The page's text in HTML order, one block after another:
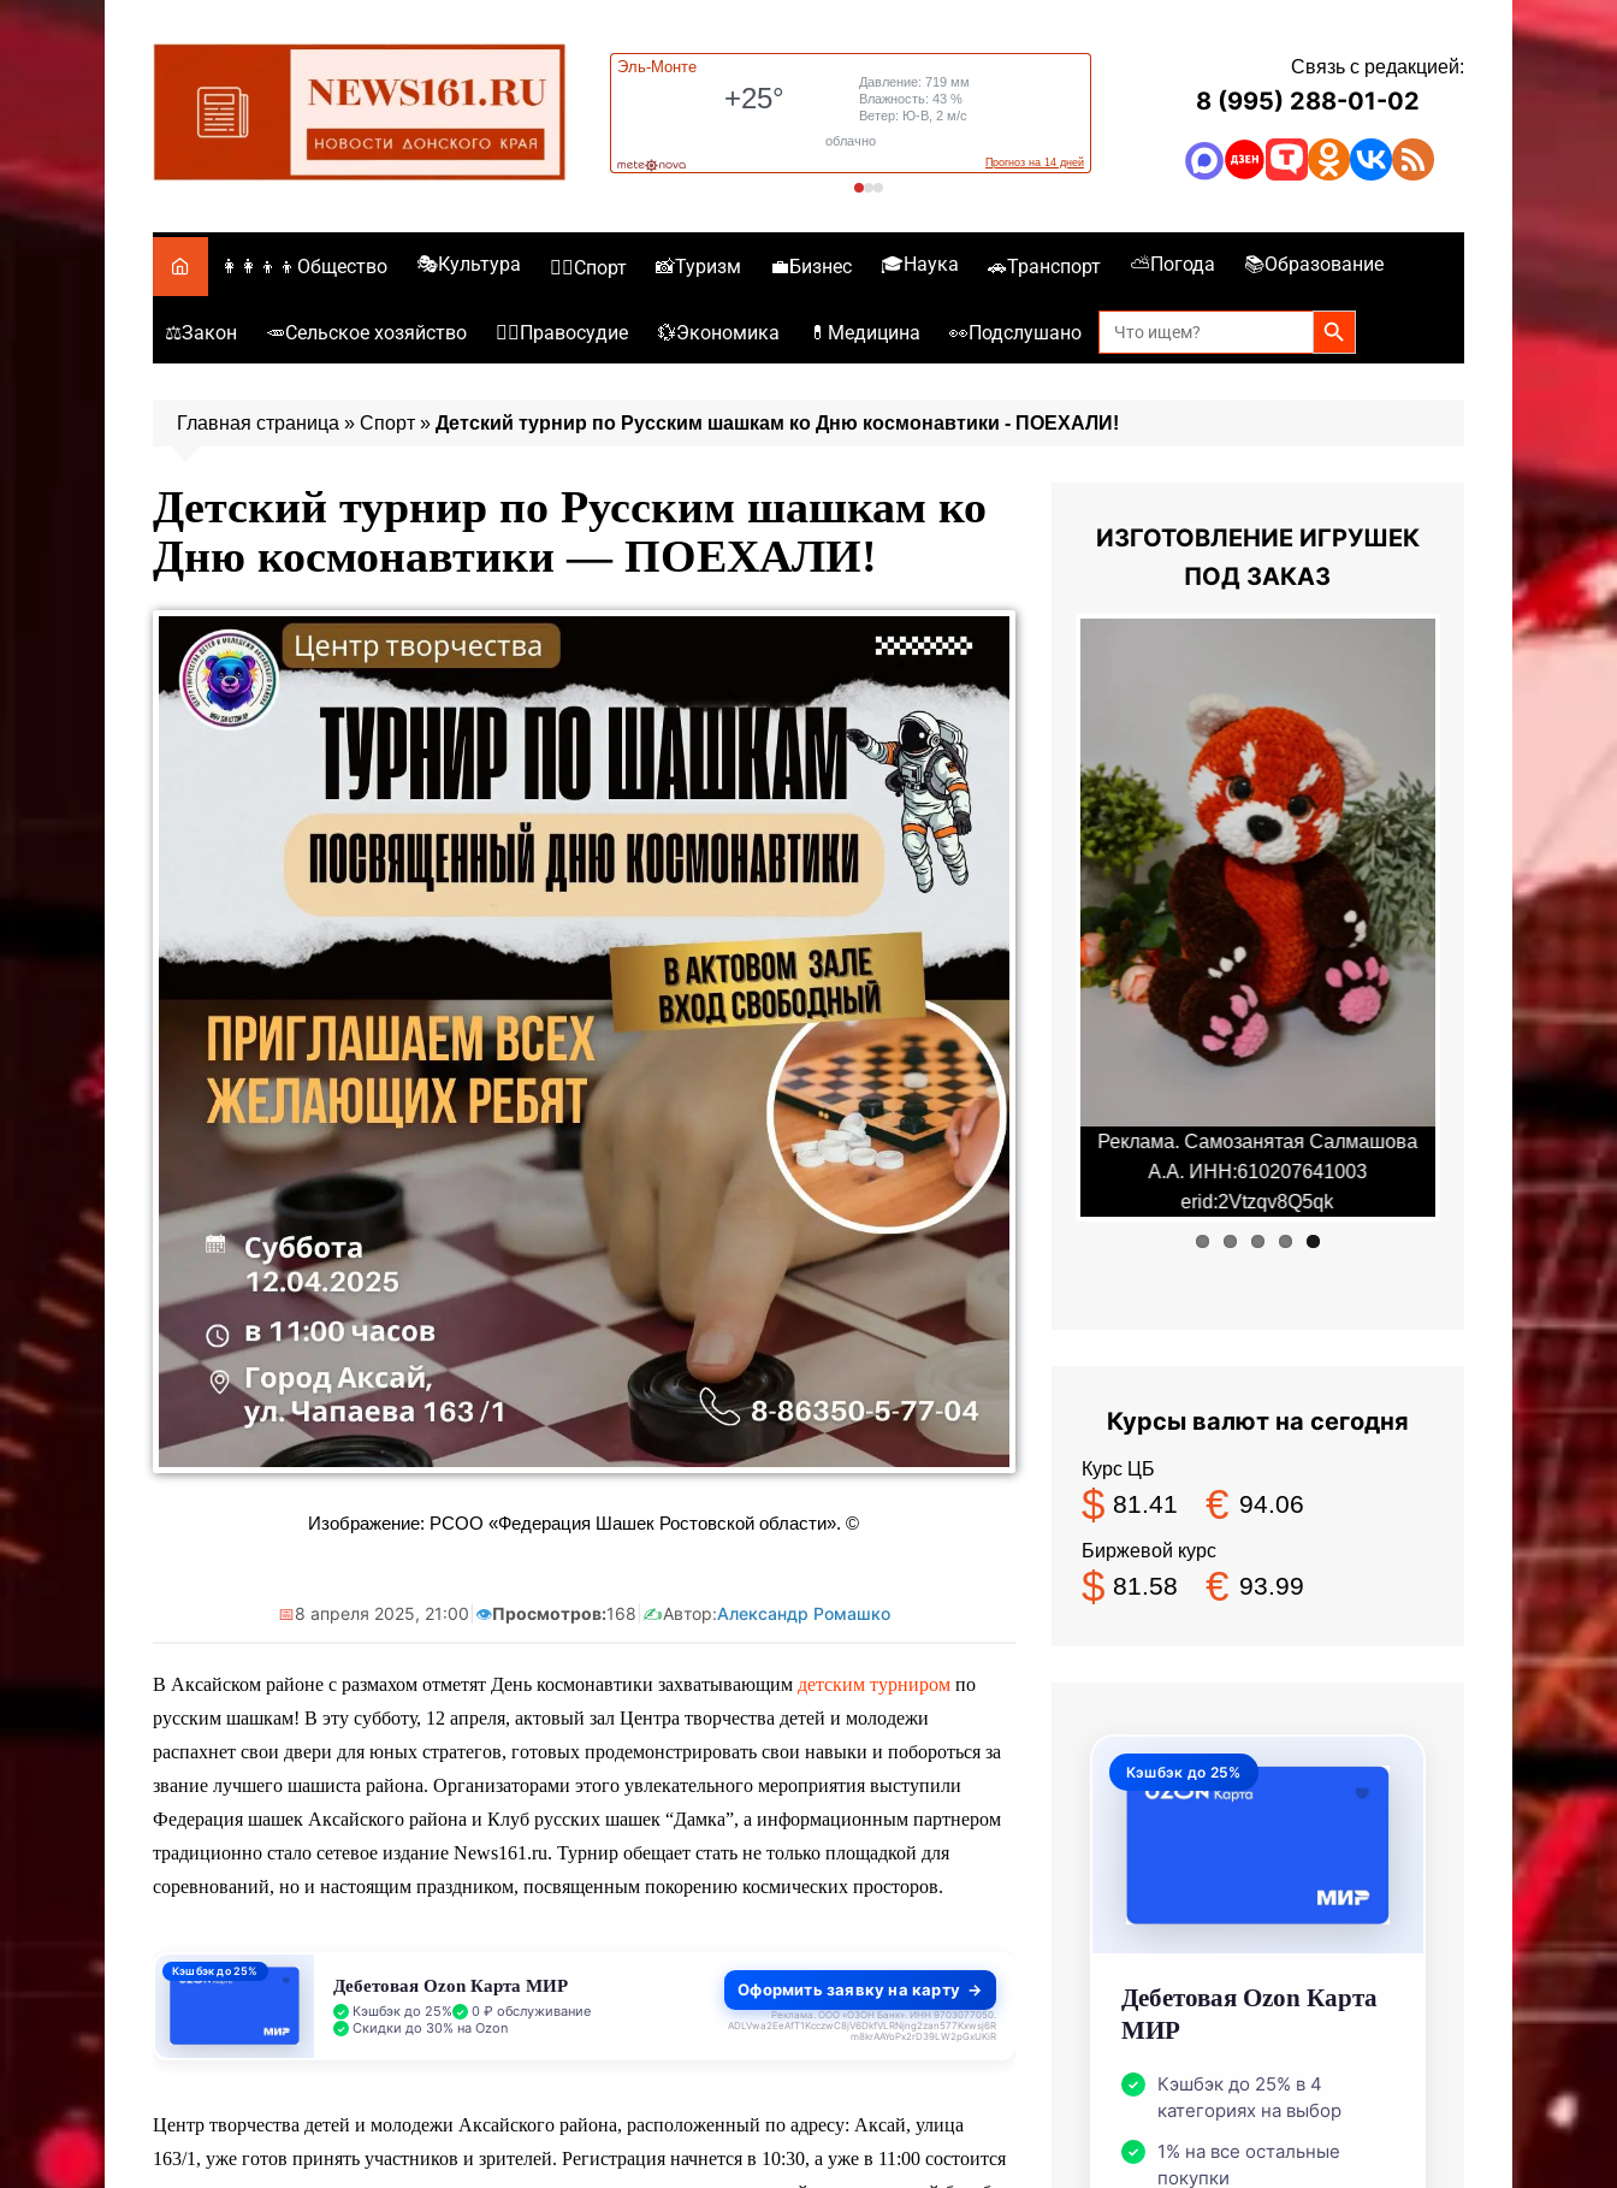
Перейти
Связь с редакцией:
8 (995) 288-01-02
👩‍👩‍👦‍👦Общество 🎭Культура 🏋️‍♀️Спорт 📸Туризм 💼Бизнес 🎓Наука 🚗Транспорт ⛅Погода 📚Образование
⚖️Закон 🥕Сельское хозяйство 👮‍♂️Правосудие 💱Экономика 💊Медицина 👀Подслушано
Search
for:
Search Button
Главная страница » Спорт » Детский турнир по Русским шашкам ко Дню космонавтики - ПОЕХАЛИ!
Детский турнир по Русским шашкам ко
Дню космонавтики — ПОЕХАЛИ!
Изображение: РСОО «Федерация Шашек Ростовской области». ©
📅8 апреля 2025, 21:00 👁️Просмотров:168 ✍️Автор:Александр Ромашко
В Аксайском районе с размахом отметят День космонавтики захватывающим детским турниром по
русским шашкам! В эту субботу, 12 апреля, актовый зал Центра творчества детей и молодежи
распахнет свои двери для юных стратегов, готовых продемонстрировать свои навыки и побороться за
звание лучшего шашиста района. Организаторами этого увлекательного мероприятия выступили
Федерация шашек Аксайского района и Клуб русских шашек “Дамка”, а информационным партнером
традиционно стало сетевое издание News161.ru. Турнир обещает стать не только площадкой для
соревнований, но и настоящим праздником, посвященным покорению космических просторов.
Кэшбэк до 25%
Дебетовая Ozon Карта МИР
Кэшбэк до 25%
0 ₽ обслуживание
Скидки до 30% на Ozon
Оформить заявку на карту
Реклама. ООО «ОЗОН Банк». ИНН 9703077050.
ADLVwa2EeAfT1KcczwC8jV6DkfVLRNjng2zan577Kxwsj6R
m8krAAYoPx2rD39LW2pGxUKiR
Центр творчества детей и молодежи Аксайского района, расположенный по адресу: Аксай, улица
163/1, уже готов принять участников и зрителей. Регистрация начнется в 10:30, а уже в 11:00 состоится
ИЗГОТОВЛЕНИЕ ИГРУШЕК
ПОД ЗАКАЗ
Реклама. Самозанятая Салмашова
А.А. ИНН:610207641003
erid:2Vtzqv8Q5qk
Реклама. Самозанятая Салмашова
А.А. ИНН:610207641003
erid:2Vtzqv8Q5qk
Реклама.
Курсы валют на сегодня
Курс ЦБ
$ 81.41 € 94.06
Биржевой курс
$ 81.58 € 93.99
Кэшбэк до 25%
Дебетовая Ozon Карта
МИР
Кэшбэк до 25% в 4
категориях на выбор
1% на все остальные
покупки